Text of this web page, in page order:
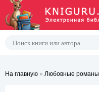
На главную » Любовные романы